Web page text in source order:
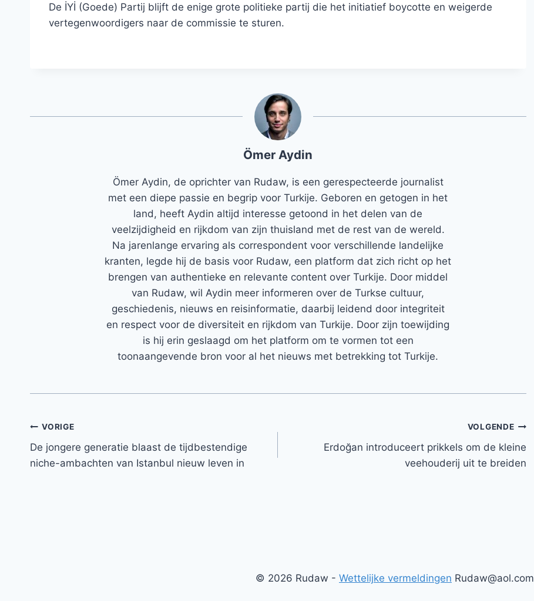
De İYİ (Goede) Partij blijft de enige grote politieke partij die het initiatief boycotte en weigerde
vertegenwoordigers naar de commissie te sturen.
Ömer Aydin
Ömer Aydin, de oprichter van Rudaw, is een gerespecteerde journalist
met een diepe passie en begrip voor Turkije. Geboren en getogen in het
land, heeft Aydin altijd interesse getoond in het delen van de
veelzijdigheid en rijkdom van zijn thuisland met de rest van de wereld.
Na jarenlange ervaring als correspondent voor verschillende landelijke
kranten, legde hij de basis voor Rudaw, een platform dat zich richt op het
brengen van authentieke en relevante content over Turkije. Door middel
van Rudaw, wil Aydin meer informeren over de Turkse cultuur,
geschiedenis, nieuws en reisinformatie, daarbij leidend door integriteit
en respect voor de diversiteit en rijkdom van Turkije. Door zijn toewijding
is hij erin geslaagd om het platform om te vormen tot een
toonaangevende bron voor al het nieuws met betrekking tot Turkije.
Bericht
navigatie
VORIGE
De jongere generatie blaast de tijdbestendige
niche-ambachten van Istanbul nieuw leven in
VOLGENDE
Erdoğan introduceert prikkels om de kleine
veehouderij uit te breiden
© 2026 Rudaw - Wettelijke vermeldingen Rudaw@aol.com